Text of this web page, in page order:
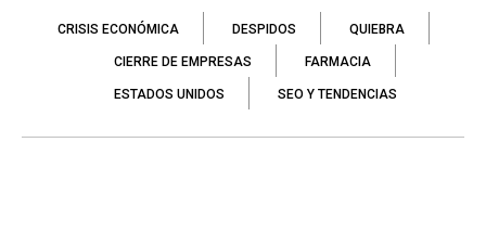
CRISIS ECONÓMICA DESPIDOS QUIEBRA
CIERRE DE EMPRESAS FARMACIA
ESTADOS UNIDOS SEO Y TENDENCIAS